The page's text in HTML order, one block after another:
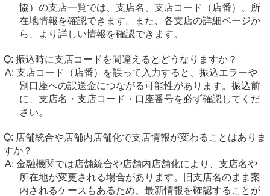
協）の支店一覧では、支店名、支店コード（店番）、所
在地情報を確認できます。また、各支店の詳細ページか
ら、より詳しい情報を確認できます。
振込時に支店コードを間違えるとどうなりますか？
支店コード（店番）を誤って入力すると、振込エラーや
別口座への誤送金につながる可能性があります。振込前
に、支店名・支店コード・口座番号を必ず確認してくだ
さい。
店舗統合や店舗内店舗化で支店情報が変わることはありま
すか？
金融機関では店舗統合や店舗内店舗化により、支店名や
所在地が変更される場合があります。旧支店名のまま案
内されるケースもあるため、最新情報を確認することが